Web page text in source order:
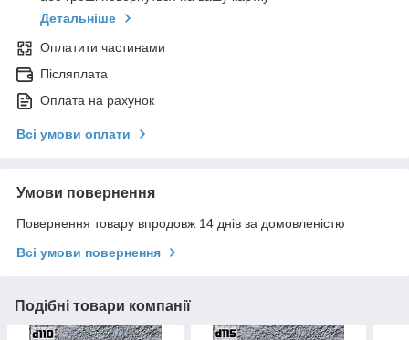
Детальніше
Оплатити частинами
Післяплата
Оплата на рахунок
Всі умови оплати
Умови повернення
Повернення товару впродовж 14 днів за домовленістю
Всі умови повернення
Подібні товари компанії